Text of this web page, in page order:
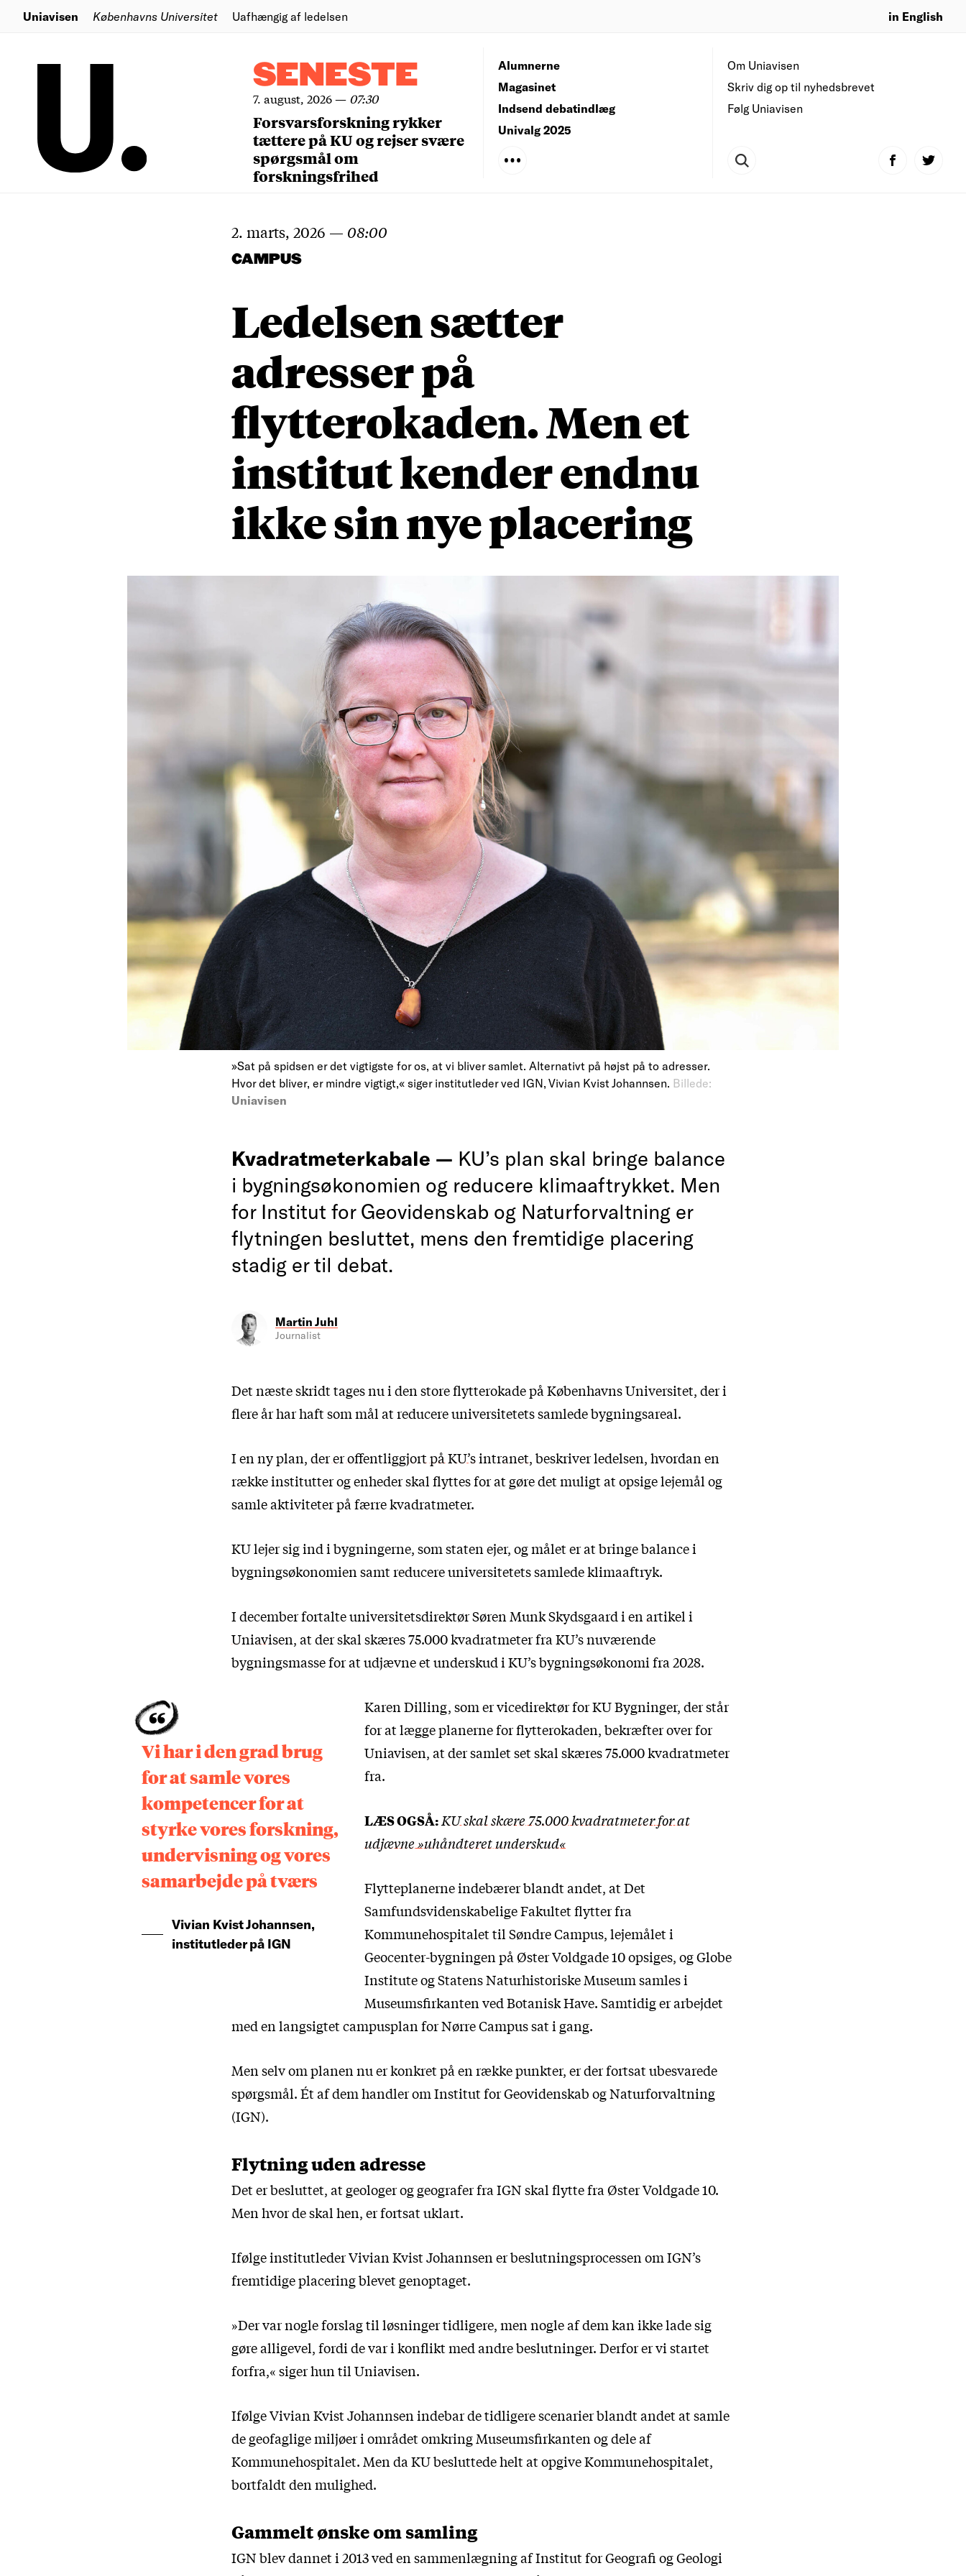
Uniavisen Københavns Universitet Uafhængig af ledelsen in English
SENESTE
7. august, 2026— 07:30
Forsvarsforskning rykker
tættere på KU og rejser svære
spørgsmål om
forskningsfrihed
Om Uniavisen
Skriv dig op til nyhedsbrevet
Følg Uniavisen
Alumnerne
Magasinet
Indsend debatindlæg
Univalg 2025
2. marts, 2026 — 08:00
CAMPUS
Ledelsen sætter
adresser på
flytterokaden. Men et
institut kender endnu
ikke sin nye placering
»Sat på spidsen er det vigtigste for os, at vi bliver samlet. Alternativt på højst på to adresser.
Hvor det bliver, er mindre vigtigt,« siger institutleder ved IGN, Vivian Kvist Johannsen. Billede:
Uniavisen
Kvadratmeterkabale — KU’s plan skal bringe balance
i bygningsøkonomien og reducere klimaaftrykket. Men
for Institut for Geovidenskab og Naturforvaltning er
flytningen besluttet, mens den fremtidige placering
stadig er til debat.
Martin Juhl
Journalist
Det næste skridt tages nu i den store flytterokade på Københavns Universitet, der i
flere år har haft som mål at reducere universitetets samlede bygningsareal.
I en ny plan,der er offentliggjort på KU’s intranet, beskriver ledelsen, hvordan en
række institutter og enheder skal flyttes for at gøre det muligt at opsige lejemål og
samle aktiviteter på færre kvadratmeter.
KU lejer sig ind i bygningerne, som staten ejer, og målet er at bringe balance i
bygningsøkonomien samt reducere universitetets samlede klimaaftryk.
I december fortalte universitetsdirektør Søren Munk Skydsgaard ien artikel i
Uniavisen, at der skal skæres 75.000 kvadratmeter fra KU’s nuværende
bygningsmasse for at udjævne et underskud i KU’s bygningsøkonomi fra 2028.
Vi har i den grad brug
for at samle vores
kompetencer for at
styrke vores forskning,
undervisning og vores
samarbejde på tværs
Vivian Kvist Johannsen,
institutleder på IGN
Karen Dilling, som er vicedirektør for KU Bygninger, der står
for at lægge planerne for flytterokaden, bekræfter over for
Uniavisen, at der samlet set skal skæres 75.000 kvadratmeter
fra.
LÆS OGSÅ:KU skal skære 75.000 kvadratmeter for at
udjævne »uhåndteret underskud«
Flytteplanerne indebærer blandt andet, at Det
Samfundsvidenskabelige Fakultet flytter fra
Kommunehospitalet til Søndre Campus, lejemålet i
Geocenter-bygningen på Øster Voldgade 10 opsiges, og Globe
Institute og Statens Naturhistoriske Museum samles i
Museumsfirkanten ved Botanisk Have. Samtidig er arbejdet
med en langsigtet campusplan for Nørre Campus sat i gang.
Men selv om planen nu er konkret på en række punkter, er der fortsat ubesvarede
spørgsmål. Ét af dem handler om Institut for Geovidenskab og Naturforvaltning
(IGN).
Flytning uden adresse
Det er besluttet, at geologer og geografer fra IGN skal flytte fra Øster Voldgade 10.
Men hvor de skal hen, er fortsat uklart.
Ifølge institutleder Vivian Kvist Johannsen er beslutningsprocessen om IGN’s
fremtidige placering blevet genoptaget.
»Der var nogle forslag til løsninger tidligere, men nogle af dem kan ikke lade sig
gøre alligevel, fordi de var i konflikt med andre beslutninger. Derfor er vi startet
forfra,« siger hun til Uniavisen.
Ifølge Vivian Kvist Johannsen indebar de tidligere scenarier blandt andet at samle
de geofaglige miljøer i området omkring Museumsfirkanten og dele af
Kommunehospitalet. Men da KU besluttede helt at opgive Kommunehospitalet,
bortfaldt den mulighed.
Gammelt ønske om samling
IGN blev dannet i 2013 ved en sammenlægning af Institut for Geografi og Geologi